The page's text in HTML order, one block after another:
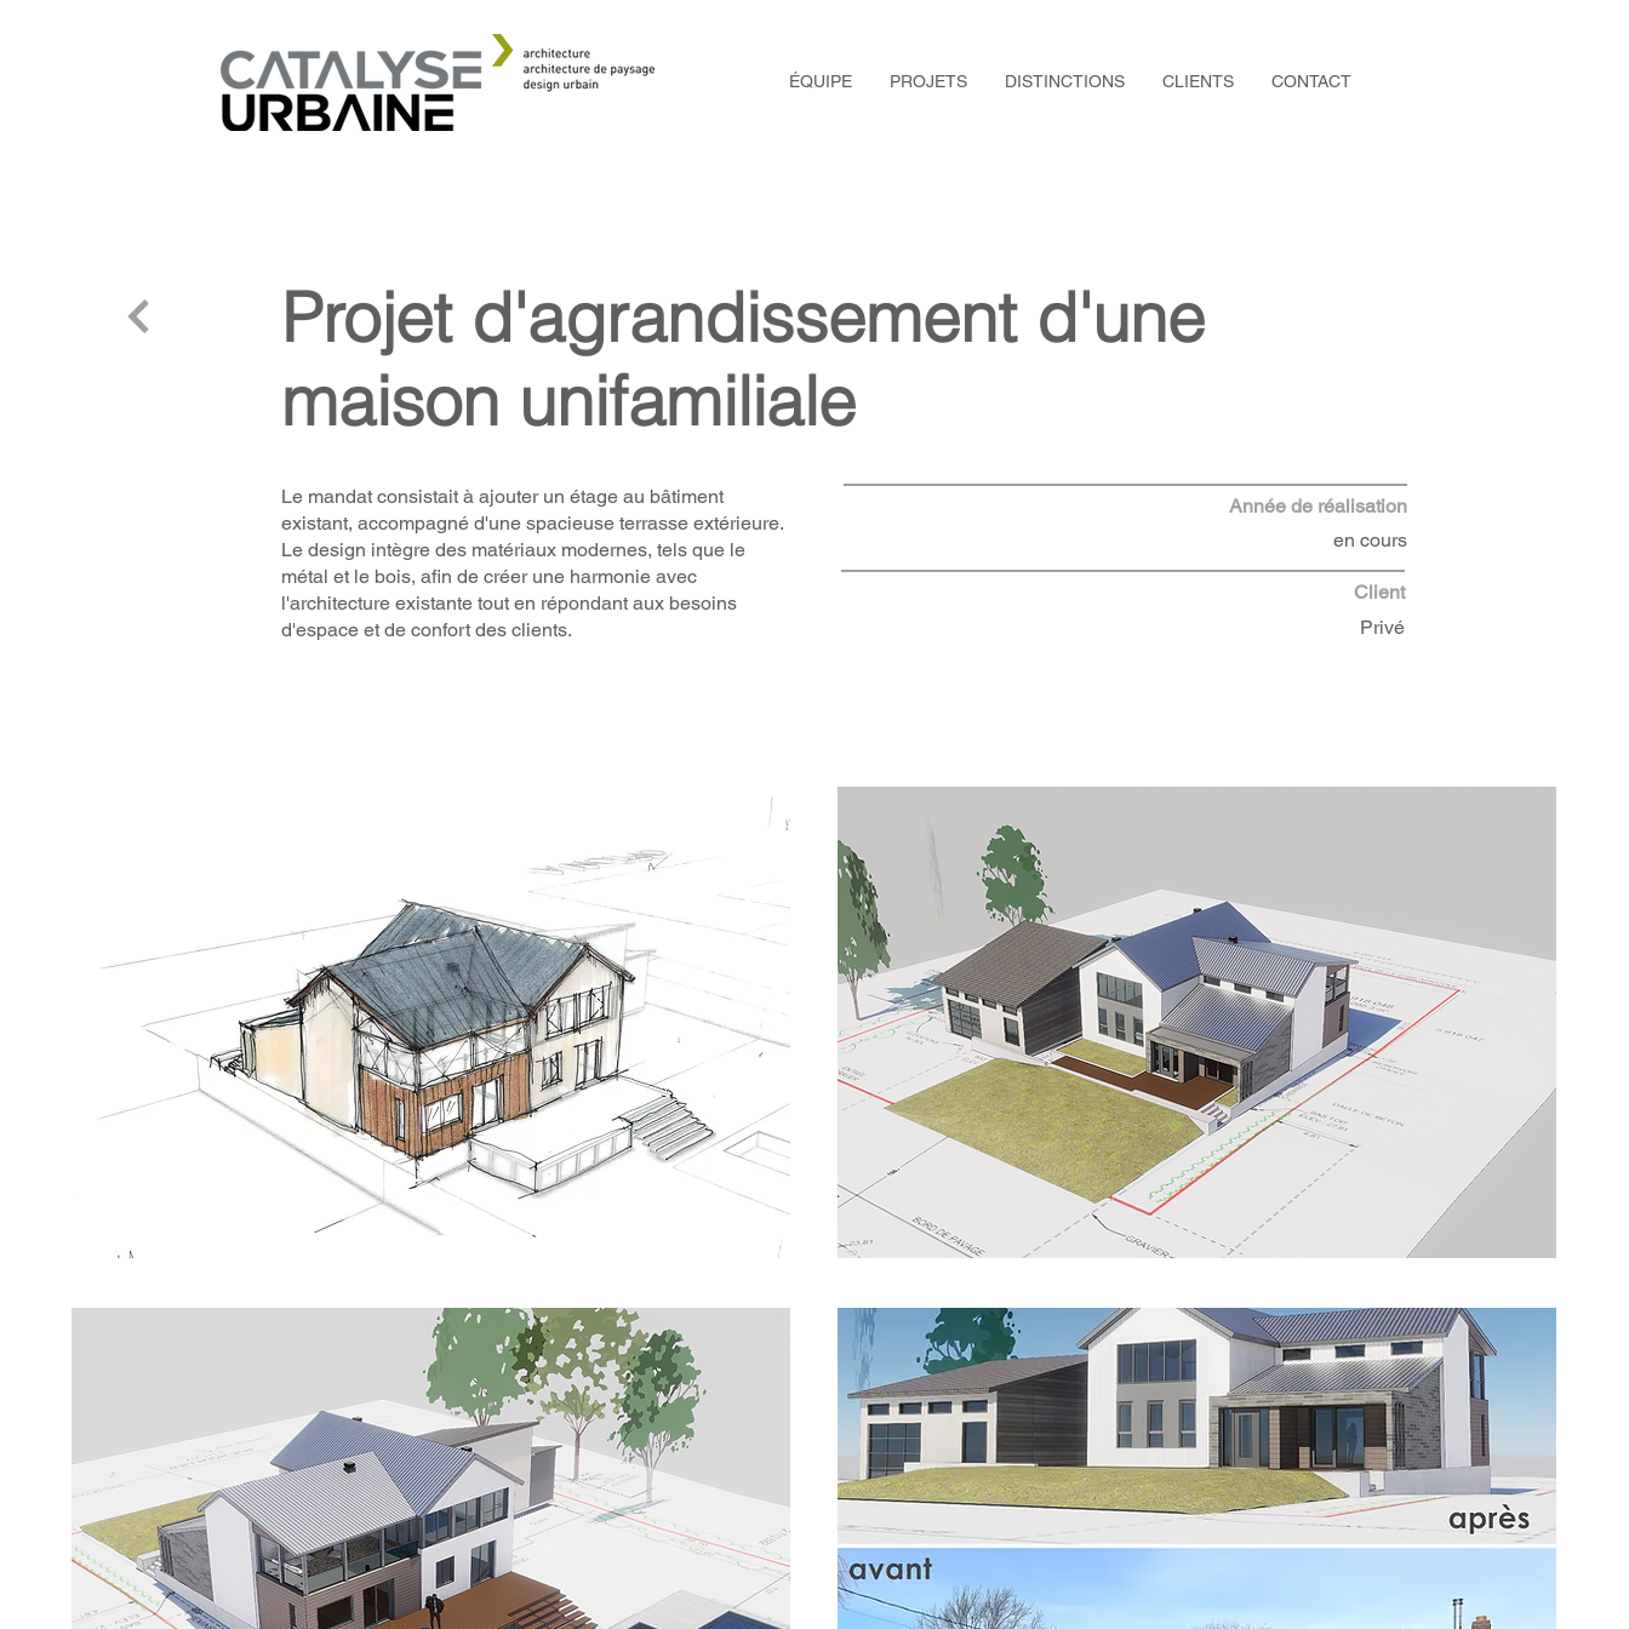
ÉQUIPE PROJETS DISTINCTIONS CLIENTS CONTACT
Projet d'agrandissement d'une
maison unifamiliale
Le mandat consistait à ajouter un étage au bâtiment
existant, accompagné d'une spacieuse terrasse extérieure.
Le design intègre des matériaux modernes, tels que le
métal et le bois, afin de créer une harmonie avec
l'architecture existante tout en répondant aux besoins
d'espace et de confort des clients.
Année de réalisation
en cours
Client
Privé